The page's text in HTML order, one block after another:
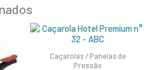
Caçarolas / Panelas de
Pressão